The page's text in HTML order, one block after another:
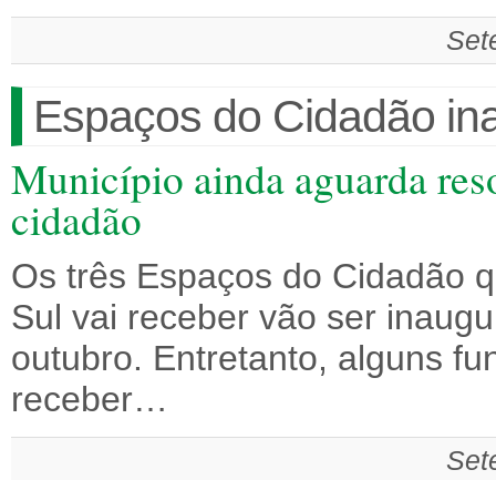
Espaços do Cidadão
Município ainda aguarda
cidadão
Os três Espaços do Cidadão
Sul vai receber vão ser
outubro. Entretanto, alguns
receber…